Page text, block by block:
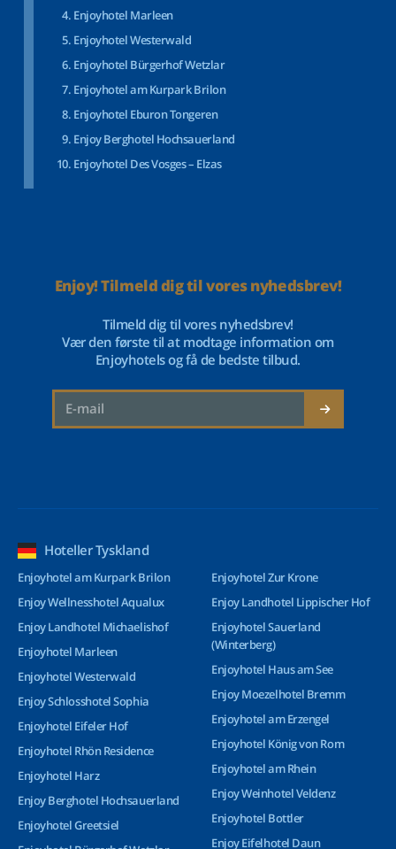
Enjoyhotel Marleen
Enjoyhotel Westerwald
Enjoyhotel Bürgerhof Wetzlar
Enjoyhotel am Kurpark Brilon
Enjoyhotel Eburon Tongeren
Enjoy Berghotel Hochsauerland
Enjoyhotel Des Vosges – Elzas
Enjoy! Tilmeld dig til vores nyhedsbrev!
Tilmeld dig til vores nyhedsbrev!
Vær den første til at modtage information om
Enjoyhotels og få de bedste tilbud.
Hoteller Tyskland
Enjoyhotel am Kurpark Brilon
Enjoy Wellnesshotel Aqualux
Enjoy Landhotel Michaelishof
Enjoyhotel Marleen
Enjoyhotel Westerwald
Enjoy Schlosshotel Sophia
Enjoyhotel Eifeler Hof
Enjoyhotel Rhön Residence
Enjoyhotel Harz
Enjoy Berghotel Hochsauerland
Enjoyhotel Greetsiel
Enjoyhotel Zur Krone
Enjoy Landhotel Lippischer Hof
Enjoyhotel Sauerland
(Winterberg)
Enjoyhotel Haus am See
Enjoy Moezelhotel Bremm
Enjoyhotel am Erzengel
Enjoyhotel König von Rom
Enjoyhotel am Rhein
Enjoy Weinhotel Veldenz
Enjoyhotel Bottler
Enjoy Eifelhotel Daun